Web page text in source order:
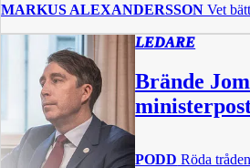
MARKUS ALEXANDERSSON Vet
LEDARE
Brände
PODD Röda